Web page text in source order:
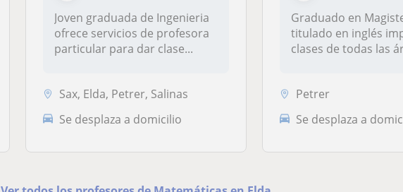
Joven graduada de Ingenieria
ofrece servicios de profesora
particular para dar clase...
Sax, Elda, Petrer, Salinas
Se desplaza a domicilio
Graduado en
titulado en inglés
clases de todas las
Petrer
Se desplaza a